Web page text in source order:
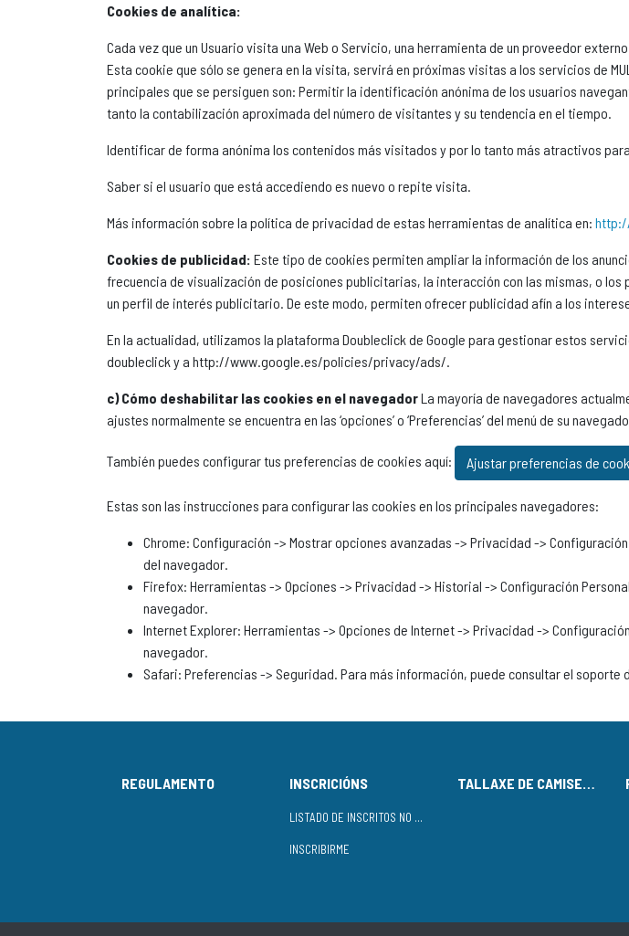
Cookies de analítica:
Cada vez que un Usuario visita una Web o Servicio, una herramienta de un proveedor
Esta cookie que sólo se genera en la visita, servirá en próximas visitas a los servicios de
principales que se persiguen son: Permitir la identificación anónima de los usuarios
tanto la contabilización aproximada del número de visitantes y su tendencia en el tiempo.
Identificar de forma anónima los contenidos más visitados y por lo tanto más atractivos
Saber si el usuario que está accediendo es nuevo o repite visita.
Más información sobre la política de privacidad de estas herramientas de analítica en:
Cookies de publicidad: Este tipo de cookies permiten ampliar la información de los
frecuencia de visualización de posiciones publicitarias, la interacción con las mismas, o
un perfil de interés publicitario. De este modo, permiten ofrecer publicidad afín a los
En la actualidad, utilizamos la plataforma Doubleclick de Google para gestionar estos
doubleclick y a http://www.google.es/policies/privacy/ads/.
c) Cómo deshabilitar las cookies en el navegadorLa mayoría de navegadores
ajustes normalmente se encuentra en las ‘opciones’ o ‘Preferencias’ del menú de su
También puedes configurar tus preferencias de cookies aquí: Ajustar preferencias de
Estas son las instrucciones para configurar las cookies en los principales navegadores:
Chrome: Configuración -> Mostrar opciones avanzadas -> Privacidad ->
del navegador.
Firefox: Herramientas -> Opciones -> Privacidad -> Historial -> Configuración
navegador.
Internet Explorer: Herramientas -> Opciones de Internet -> Privacidad ->
navegador.
Safari: Preferencias -> Seguridad. Para más información, puede consultar el soporte
REGULAMENTO INSCRICIÓNS
LISTADO DE INSCRITOS NO CIRCUÍTO
INSCRIBIRME
TALLAXE DE CAMISETAS